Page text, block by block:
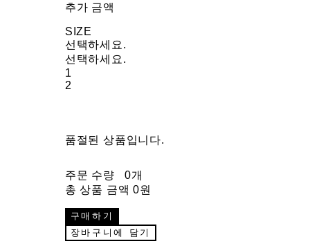
추가 금액
SIZE
선택하세요.
선택하세요.
1
2
품절된 상품입니다.
주문 수량
0개
총 상품 금액 0원
구매하기
장바구니에 담기